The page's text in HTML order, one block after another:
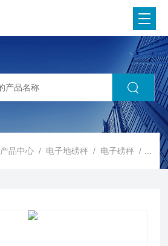
产品中心 / 电子地磅秤 / 电子磅秤 / 河南电子称，河南地磅秤，河南吊称